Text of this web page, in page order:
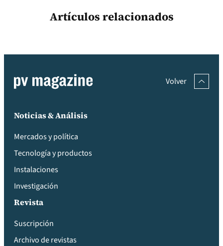
Artículos relacionados
Volver
Noticias & Análisis
Mercados y política
Tecnología y productos
Instalaciones
Investigación
Revista
Suscripción
Archivo de revistas